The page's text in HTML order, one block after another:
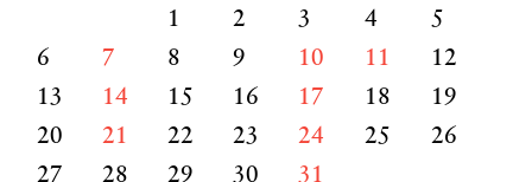
1 2 3 4
5
6
7 8 9 10 11
12
13
14 15 16 17 18
19
20
21 22 23 24 25
26
27
28 29 30 31